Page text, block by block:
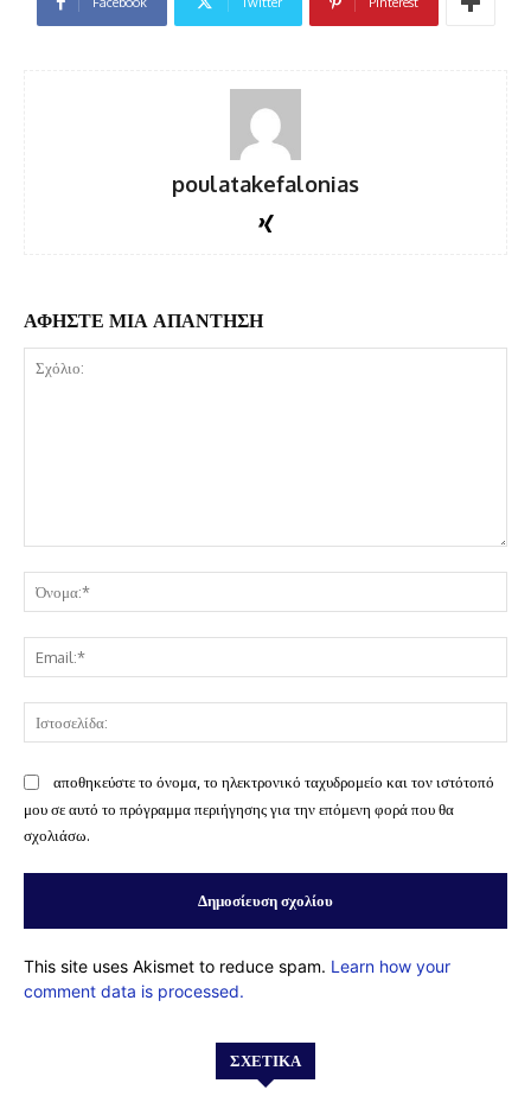
poulatakefalonias
ΑΦΗΣΤΕ ΜΙΑ ΑΠΑΝΤΗΣΗ
αποθηκεύστε το όνομα, το ηλεκτρονικό ταχυδρομείο και τον ιστότοπό
μου σε αυτό το πρόγραμμα περιήγησης για την επόμενη φορά που θα
σχολιάσω.
This site uses Akismet to reduce spam. Learn how your
comment data is processed.
ΣΧΕΤΙΚΆ